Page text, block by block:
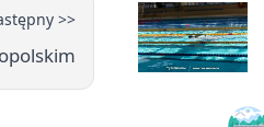
>>